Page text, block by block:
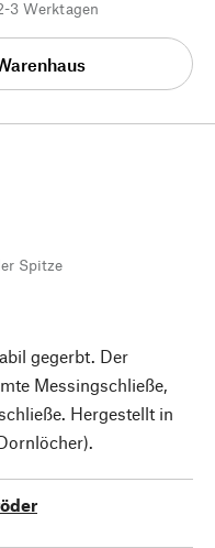
3 Werktagen
Spitze
gegerbt. Der
Messingschließe,
Hergestellt in